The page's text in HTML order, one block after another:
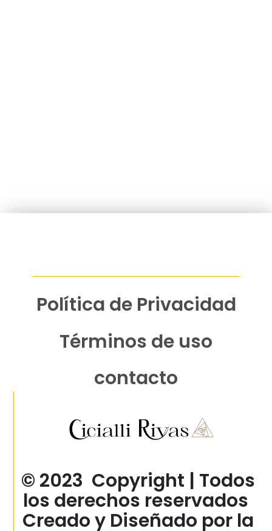
Política de Privacidad
Términos de uso
contacto
© 2023 Copyright | Todos
los derechos reservados
Creado y Diseñado por la